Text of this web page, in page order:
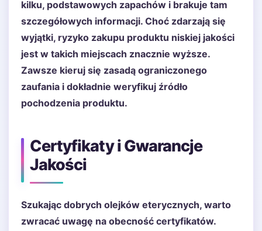
kilku, podstawowych zapachów i brakuje tam
szczegółowych informacji. Choć zdarzają się
wyjątki, ryzyko zakupu produktu niskiej jakości
jest w takich miejscach znacznie wyższe.
Zawsze kieruj się zasadą ograniczonego
zaufania i dokładnie weryfikuj źródło
pochodzenia produktu.
Certyfikaty i Gwarancje
Jakości
Szukając dobrych olejków eterycznych, warto
zwracać uwagę na obecność certyfikatów.